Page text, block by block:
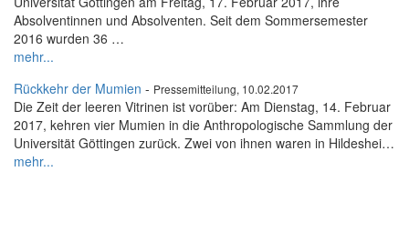
Absolventinnen und Absolventen. Seit dem Sommersemester
2016 wurden 36 …
mehr...
Rückkehr der Mumien - Pressemitteilung, 10.02.2017
Die Zeit der leeren Vitrinen ist vorüber: Am Dienstag, 14. Februar
2017, kehren vier Mumien in die Anthropologische Sammlung der
Universität Göttingen zurück. Zwei von ihnen waren in Hildeshei…
mehr...